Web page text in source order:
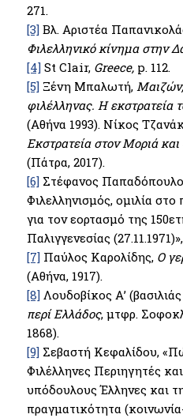
271.
[3]Βλ. Αριστέα
Φιλελληνικό κίνημα στην
[4]St Clair, Greece, p. 112.
[5]Ξένη Μπαλωτή,
φιλέλληνας. Η εκστρατεία
(Αθήνα 1993). Νίκος
Εκστρατεία στον Μοριά
(Πάτρα, 2017).
[6]Στέφανος
Φιλελληνισμός, ομιλία
για τον εορτασμό της
Παλιγγενεσίας
[7]Παύλος Καρολίδης, Ο
(Αθήνα, 1917).
[8]Λουδοβίκος Α’
περί Ελλάδος, μτφρ.
1868).
[9]Σεβαστή Κεφαλίδου,
Φιλέλληνες Περιηγητές
υπόδουλους Έλληνες και
πραγματικότητα